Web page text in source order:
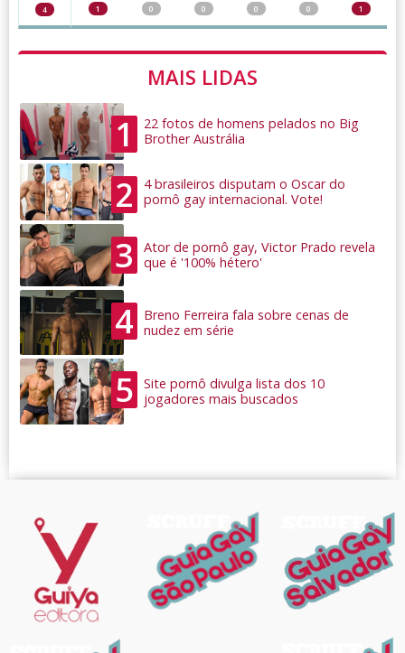
4 1 0 0 0 0 1
MAIS LIDAS
1
22 fotos de homens pelados no Big
Brother Austrália
2
4 brasileiros disputam o Oscar do
pornô gay internacional. Vote!
3
Ator de pornô gay, Victor Prado revela
que é '100% hétero'
4
Breno Ferreira fala sobre cenas de
nudez em série
5
Site pornô divulga lista dos 10
jogadores mais buscados